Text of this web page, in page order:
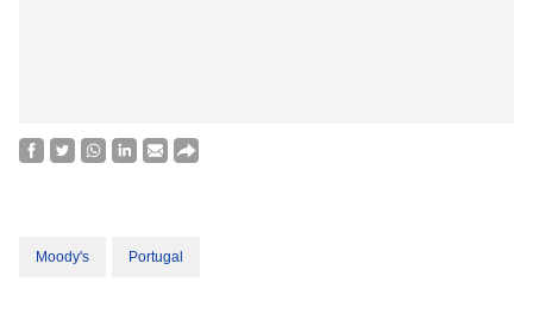
Moody's Portugal